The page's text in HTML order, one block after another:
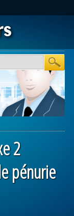
2
pénurie